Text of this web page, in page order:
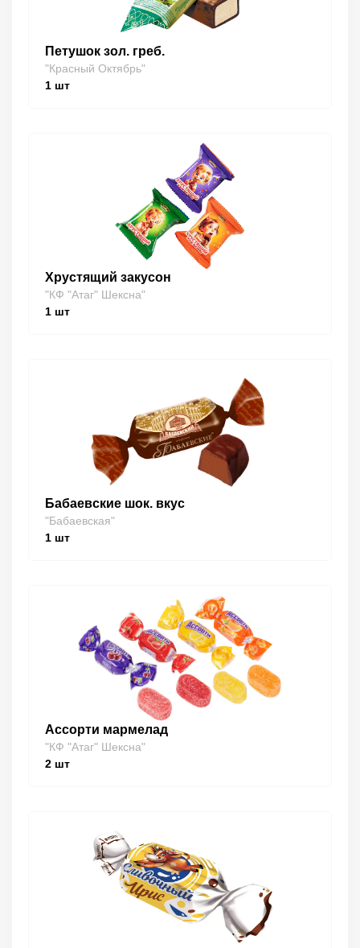
Петушок зол. греб.
"Красный Октябрь"
1 шт
Хрустящий закусон
"КФ "Атаг" Шексна"
1 шт
Бабаевские шок. вкус
"Бабаевская"
1 шт
Ассорти мармелад
"КФ "Атаг" Шексна"
2 шт